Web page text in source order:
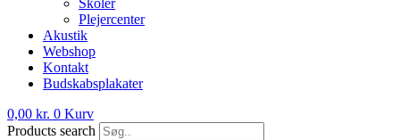
Skoler
Plejercenter
Akustik
Webshop
Kontakt
Budskabsplakater
0,00 kr. 0 Kurv
Products search